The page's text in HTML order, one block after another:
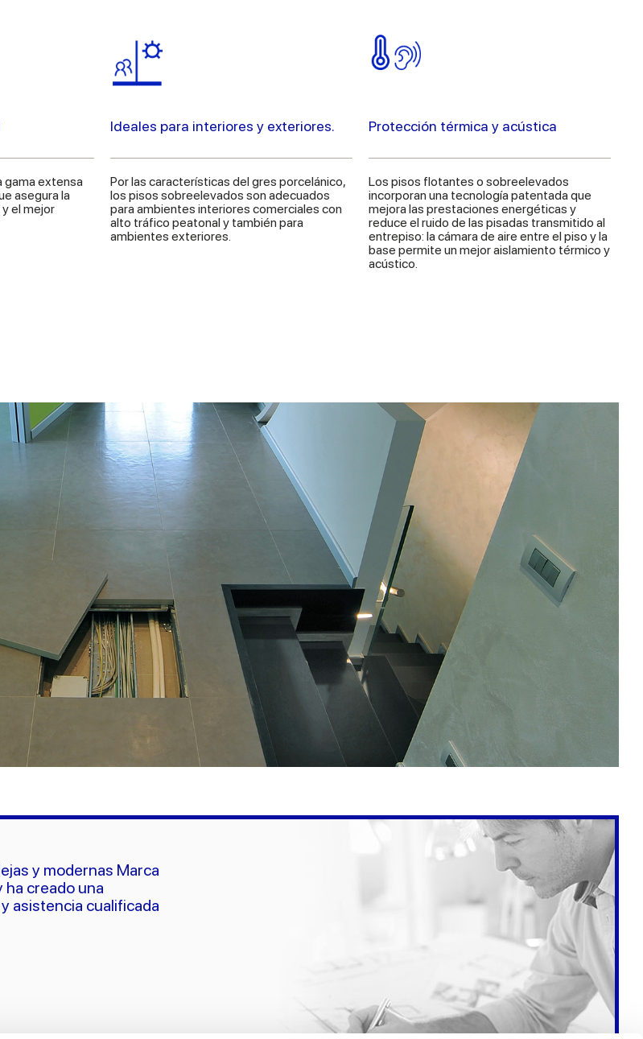
gama extensa
asegura la
el mejor
Ideales para interiores y exteriores.
Por las características del gres porcelánico,
los pisos sobreelevados son adecuados
para ambientes interiores comerciales con
alto tráfico peatonal y también para
ambientes exteriores.
Protección térmica y acústica
Los pisos flotantes o sobreelevados
incorporan una tecnología patentada que
mejora las prestaciones energéticas y
reduce el ruido de las pisadas transmitido al
entrepiso: la cámara de aire entre el piso y la
base permite un mejor aislamiento térmico y
acústico.
y modernas Marca
creado una
asistencia cualificada